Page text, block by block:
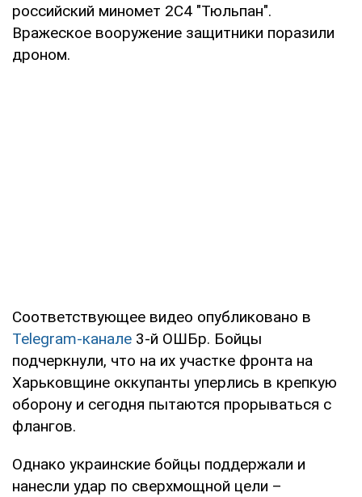
российский миномет 2С4 "Тюльпан".
Вражеское вооружение защитники поразили
дроном.
Соответствующее видео опубликовано в
Telegram-канале 3-й ОШБр. Бойцы
подчеркнули, что на их участке фронта на
Харьковщине оккупанты уперлись в крепкую
оборону и сегодня пытаются прорываться с
флангов.
Однако украинские бойцы поддержали и
нанесли удар по сверхмощной цели –